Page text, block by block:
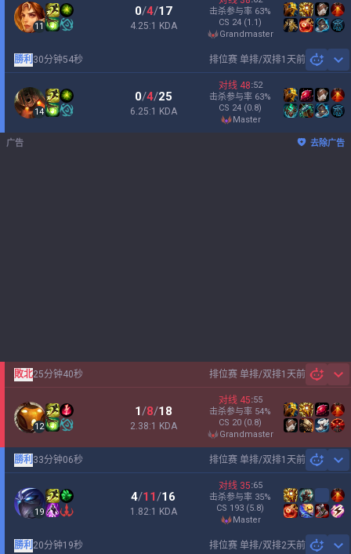
11
0/4/17
4.25:1 KDA
击杀参与率 63%
CS 24 (1.1)
grandmaster
排位赛 单排/双排1天前
勝利 30分钟54秒
14
0/4/25
6.25:1 KDA
对线 48:52
击杀参与率 63%
CS 24 (0.8)
master
广告 去除广告
排位赛 单排/双排1天前
敗北25分钟40秒
12
1/8/18
2.38:1 KDA
对线 45:55
击杀参与率 54%
CS 20 (0.8)
grandmaster
排位赛 单排/双排1天前
勝利 33分钟06秒
19
4/11/16
1.82:1 KDA
对线 35:65
击杀参与率 35%
CS 193 (5.8)
master
排位赛 单排/双排2天前
勝利 20分钟19秒